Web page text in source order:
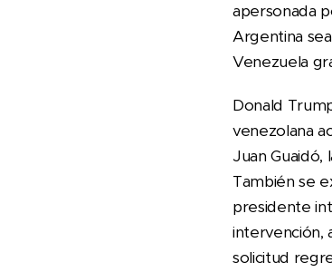
apersonada
Argentina
Venezuela
Donald
venezolana
Juan
También se
presidente
intervención,
solicitud